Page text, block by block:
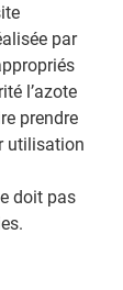
par
l’azote
prendre
utilisation
doit pas